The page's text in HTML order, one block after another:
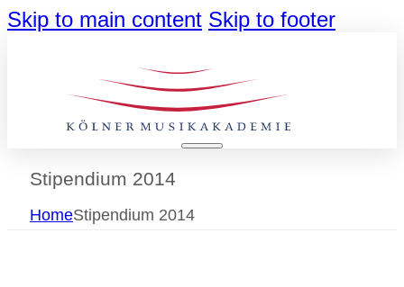
Skip to main content Skip to footer
Stipendium 2014
HomeStipendium 2014